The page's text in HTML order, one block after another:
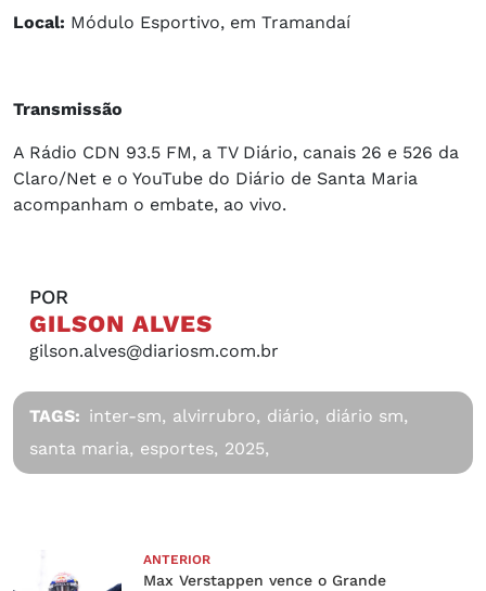
Local: Módulo Esportivo, em Tramandaí
Transmissão
A Rádio CDN 93.5 FM, a TV Diário, canais 26 e 526 da
Claro/Net e o YouTube do Diário de Santa Maria
acompanham o embate, ao vivo.
POR
GILSON ALVES
gilson.alves@diariosm.com.br
TAGS: inter-sm, alvirrubro, diário, diário sm,
santa maria, esportes, 2025,
ANTERIOR
Max Verstappen vence o Grande